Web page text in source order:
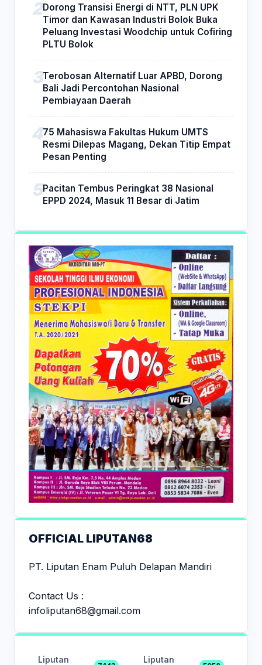
Dorong Transisi Energi di NTT, PLN UPK
Timor dan Kawasan Industri Bolok Buka
Peluang Investasi Woodchip untuk Cofiring
PLTU Bolok
Terobosan Alternatif Luar APBD, Dorong
Bali Jadi Percontohan Nasional
Pembiayaan Daerah
75 Mahasiswa Fakultas Hukum UMTS
Resmi Dilepas Magang, Dekan Titip Empat
Pesan Penting
Pacitan Tembus Peringkat 38 Nasional
EPPD 2024, Masuk 11 Besar di Jatim
OFFICIAL LIPUTAN68
PT. Liputan Enam Puluh Delapan Mandiri
Contact Us :
infoliputan68@gmail.com
Liputan
Liputan